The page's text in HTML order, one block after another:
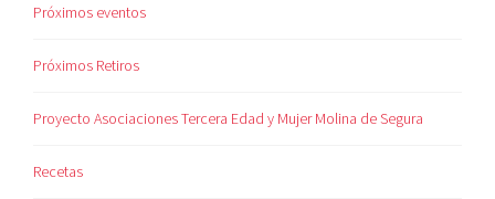
Próximos eventos
Próximos Retiros
Proyecto Asociaciones Tercera Edad y Mujer Molina de Segura
Recetas